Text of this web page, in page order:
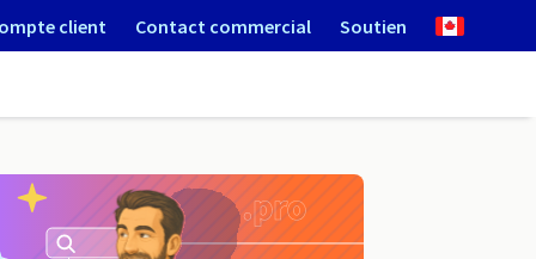
client Contact commercial Soutien